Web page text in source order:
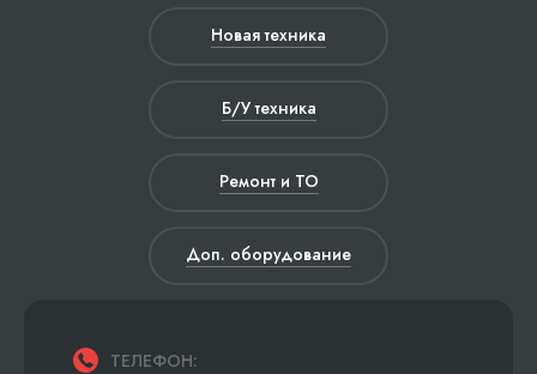
Новая техника
Б/У техника
Ремонт и ТО
Доп. оборудование
ТЕЛЕФОН: